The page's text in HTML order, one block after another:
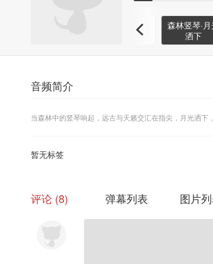
森林钢琴·谧境
森林竖琴·
洒下
音频简介
当森林中的竖琴响起，远古与天籁交汇在指尖，月光洒下
暂无标签
评论 8 弹幕列表 图片